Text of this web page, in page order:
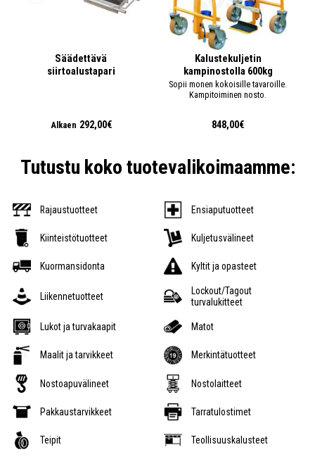
Säädettävä
siirtoalustapari
Alkaen 292,00€
Kalustekuljetin
kampinostolla 600kg
Sopii monen kokoisille tavaroille.
Kampitoiminen nosto.
848,00€
Tutustu koko tuotevalikoimaamme:
Rajaustuotteet Ensiaputuotteet
Kiinteistötuotteet Kuljetusvälineet
Kuormansidonta Kyltit ja opasteet
Liikennetuotteet
Lockout/Tagout
turvalukitteet
Lukot ja turvakaapit Matot
Maalit ja tarvikkeet Merkintätuotteet
Nostoapuvälineet Nostolaitteet
Pakkaustarvikkeet Tarratulostimet
Teipit Teollisuuskalusteet